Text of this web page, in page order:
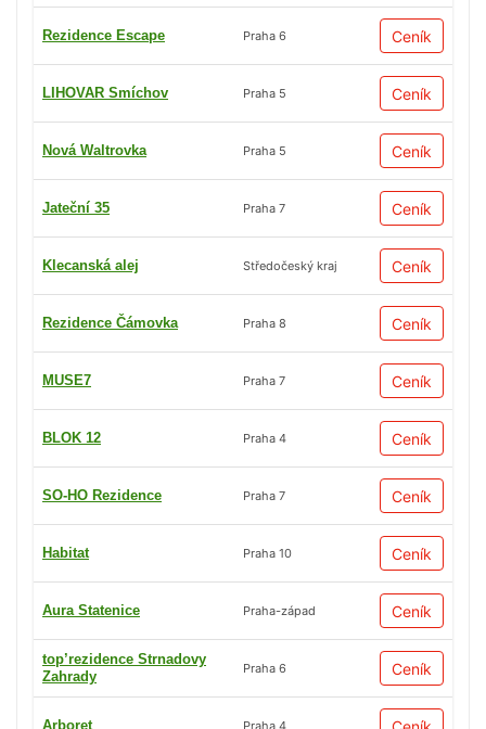
Rezidence Escape Praha 6 Ceník
LIHOVAR Smíchov Praha 5 Ceník
Nová Waltrovka Praha 5 Ceník
Jateční 35 Praha 7 Ceník
Klecanská alej Středočeský kraj Ceník
Rezidence Čámovka Praha 8 Ceník
MUSE7 Praha 7 Ceník
BLOK 12 Praha 4 Ceník
SO-HO Rezidence Praha 7 Ceník
Habitat Praha 10 Ceník
Aura Statenice Praha-západ Ceník
top’rezidence Strnadovy
Zahrady
Praha 6 Ceník
Arboret Praha 4